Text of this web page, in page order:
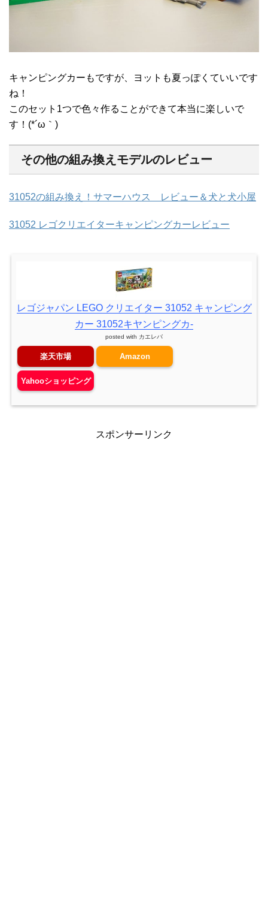
キャンピングカーもですが、ヨットも夏っぽくていいです
ね！
このセット1つで色々作ることができて本当に楽しいで
す！(*´ω｀)
その他の組み換えモデルのレビュー
31052の組み換え！サマーハウス レビュー＆犬と犬小屋
31052 レゴクリエイターキャンピングカーレビュー
レゴジャパン LEGO クリエイター 31052 キャンピング
カー 31052キヤンピングカ-
posted with カエレバ
楽天市場 Amazon
Yahooショッピング
スポンサーリンク